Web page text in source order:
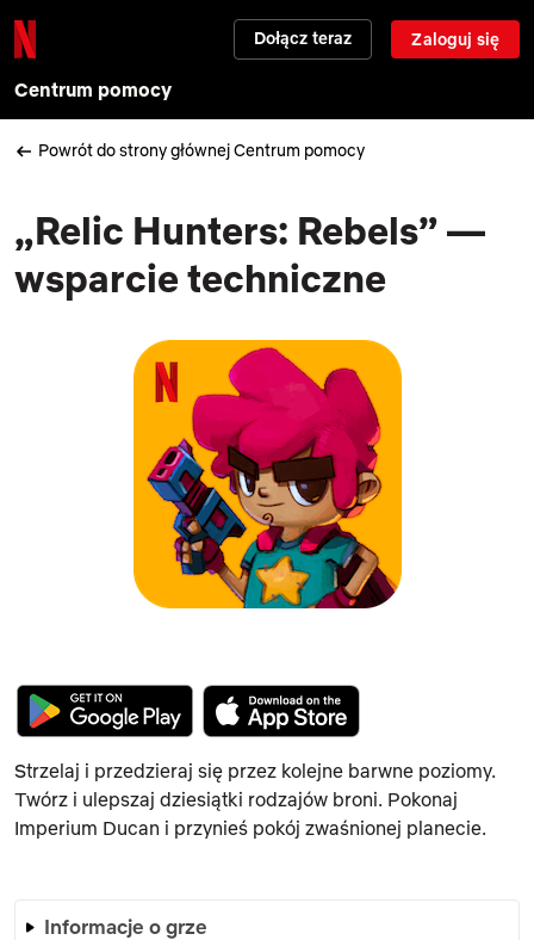
Dołącz teraz Zaloguj się
Centrum pomocy
Powrót do strony głównej Centrum pomocy
„Relic Hunters: Rebels” —
wsparcie techniczne
Strzelaj i przedzieraj się przez kolejne barwne poziomy.
Twórz i ulepszaj dziesiątki rodzajów broni. Pokonaj
Imperium Ducan i przynieś pokój zwaśnionej planecie.
Informacje o grze